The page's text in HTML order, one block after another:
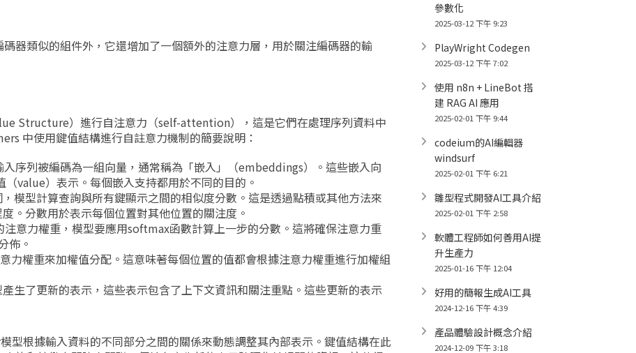
器類似的組件外，它還增加了一個額外的注意力層，用於關注編碼器的輸
Structure）進行自注意力（self-attention），這是它們在處理序列資料中
中使用鍵值結構進行自註意力機制的簡要說明：
序列被編碼為一組向量，通常稱為「嵌入」（embeddings）。這些嵌入向
value）表示。每個嵌入支持都用於不同的目的。
模型計算查詢與所有鍵顯示之間的相似度分數。這是透過點積或其他方法來
。分數用於表示每個位置對其他位置的關注度。
注意力權重，模型要應用softmax函數計算上一步的分數。這將確保注意力重
佈。
力權重來加權值分配。這意味著每個位置的值都會根據注意力權重進行加權組
生了更新的表示，這些表示包含了上下文資訊和關注重點。這些更新的表示
型根據輸入資料的不同部分之間的關係來動態調整其內部表示。鍵值結構在此
參數化
2025-03-12 下午 9:23
PlayWright Codegen
2025-03-12 下午 7:02
使用 n8n + LineBot 搭
建 RAG AI 應用
2025-02-01 下午 9:44
codeium的AI編輯器
windsurf
2025-02-01 下午 6:21
雛型程式開發AI工具介紹
2025-02-01 下午 2:58
軟體工程師如何善用AI提
升生產力
2025-01-16 下午 12:04
好用的簡報生成AI工具
2024-12-16 下午 4:39
產品體驗設計概念介紹
2024-12-09 下午 3:18